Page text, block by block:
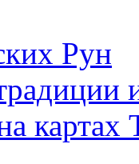
Рун
картах